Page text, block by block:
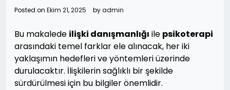
Posted on Ekim 21, 2025 byadmin
Bu makalede ilişki danışmanlığı ile psikoterapi
arasındaki temel farklar ele alınacak, her iki
yaklaşımın hedefleri ve yöntemleri üzerinde
durulacaktır. İlişkilerin sağlıklı bir şekilde
sürdürülmesi için bu bilgiler önemlidir.